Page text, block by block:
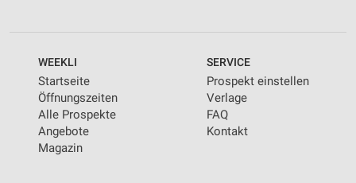
WEEKLI
Startseite
Öffnungszeiten
Alle Prospekte
Angebote
Magazin
SERVICE
Prospekt einstellen
Verlage
FAQ
Kontakt